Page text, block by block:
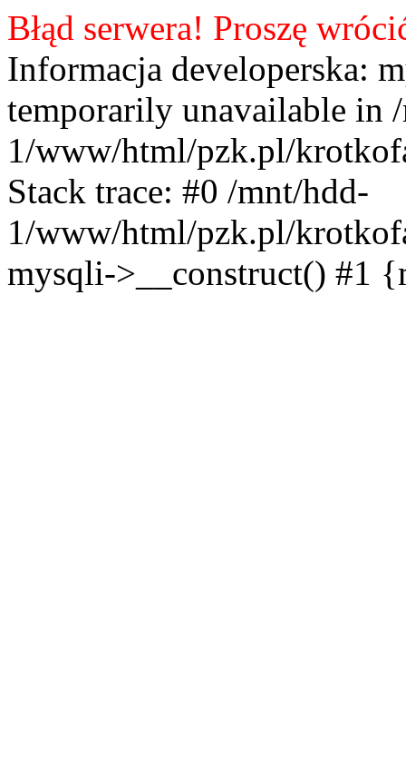
Błąd serwera! Proszę
Informacja developerska:
temporarily unavailable in
1/www/html/pzk.pl/
Stack trace: #0 /mnt/hdd-
1/www/html/pzk.pl/
mysqli->__construct() #1